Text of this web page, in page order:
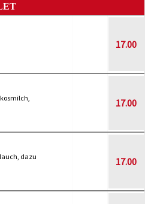
17.00
17.00
dazu
17.00